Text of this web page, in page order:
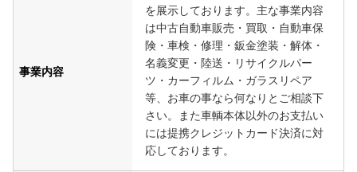
事業内容
を展示しております。主な事業内容
は中古自動車販売・買取・自動車保
険・車検・修理・鈑金塗装・解体・
名義変更・陸送・リサイクルパー
ツ・カーフィルム・ガラスリペア
等、お車の事なら何なりとご相談下
さい。また車輌本体以外のお支払い
には提携クレジットカード決済に対
応しております。